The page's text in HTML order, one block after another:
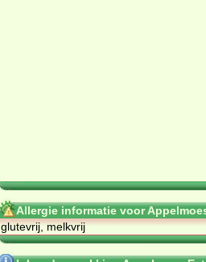
Allergie informatie voor
glutevrij, melkvrij